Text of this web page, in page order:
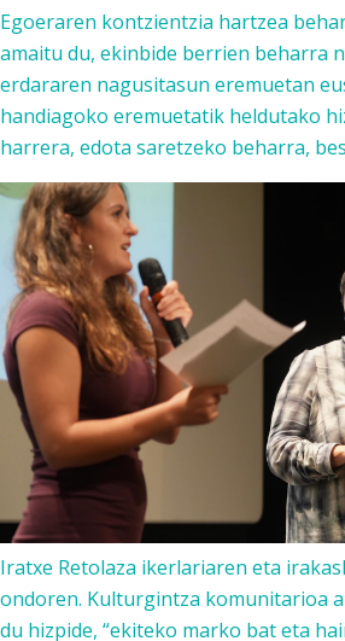
Egoeraren kontzientzia hartzea
amaitu du, ekinbide berrien beharra
erdararen nagusitasun eremuetan
handiagoko eremuetatik heldutako
harrera, edota saretzeko beharra,
Iratxe Retolaza ikerlariaren eta
ondoren. Kulturgintza komunitarioa
du hizpide, “ekiteko marko bat eta